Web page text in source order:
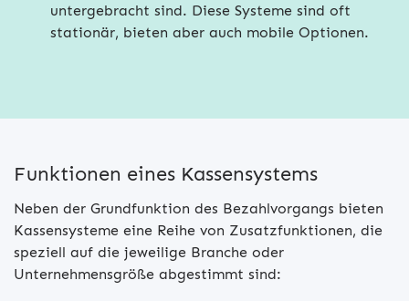
untergebracht sind. Diese Systeme sind oft
stationär, bieten aber auch mobile Optionen.
Funktionen eines Kassensystems
Neben der Grundfunktion des Bezahlvorgangs bieten
Kassensysteme eine Reihe von Zusatzfunktionen, die
speziell auf die jeweilige Branche oder
Unternehmensgröße abgestimmt sind: